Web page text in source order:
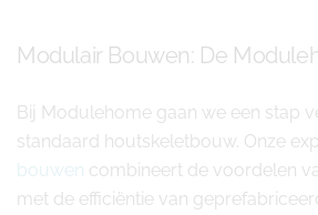
Modulair Bouwen: De
Bij Modulehome gaan we een stap
standaard houtskeletbouw. Onze
bouwen combineert de voordelen
met de efficiëntie van